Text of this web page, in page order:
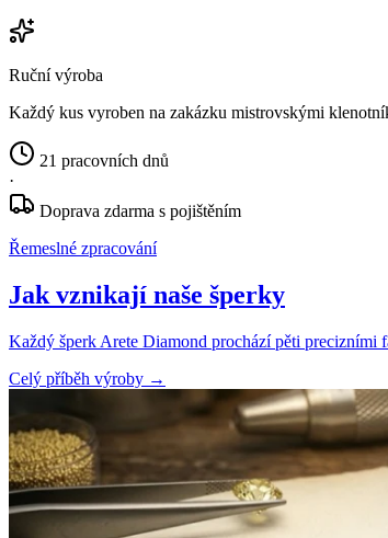
Ruční výroba
Každý kus vyroben na zakázku mistrovskými
21 pracovních dnů
·
Doprava zdarma s pojištěním
Řemeslné zpracování
Jak vznikají naše šperky
Každý šperk Arete Diamond prochází pěti
Celý příběh výroby →